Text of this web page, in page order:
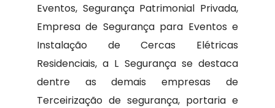
Eventos, Segurança Patrimonial Privada,
Empresa de Segurança para Eventos e
Instalação de Cercas Elétricas
Residenciais, a L Segurança se destaca
dentre as demais empresas de
Terceirização de segurança, portaria e